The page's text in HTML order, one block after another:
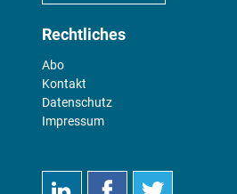
Rechtliches
Abo
Kontakt
Datenschutz
Impressum